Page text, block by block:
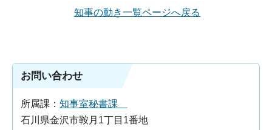
知事の動き一覧ページへ戻る
お問い合わせ
所属課： 知事室秘書課
石川県金沢市鞍月1丁目1番地